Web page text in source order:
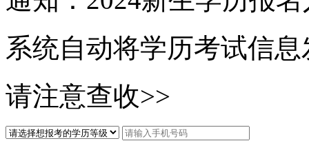
系统自动将学历考试信
请注意查收>>